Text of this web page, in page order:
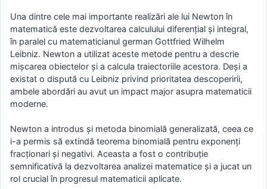
Una dintre cele mai importante realizări ale lui Newton în
matematică este dezvoltarea calculului diferențial și integral,
în paralel cu matematicianul german Gottfried Wilhelm
Leibniz. Newton a utilizat aceste metode pentru a descrie
mișcarea obiectelor și a calcula traiectoriile acestora. Deși a
existat o dispută cu Leibniz privind prioritatea descoperirii,
ambele abordări au avut un impact major asupra matematicii
moderne.
Newton a introdus și metoda binomială generalizată, ceea ce
i-a permis să extindă teorema binomială pentru exponenți
fracționari și negativi. Aceasta a fost o contribuție
semnificativă la dezvoltarea analizei matematice și a jucat un
rol crucial în progresul matematicii aplicate.